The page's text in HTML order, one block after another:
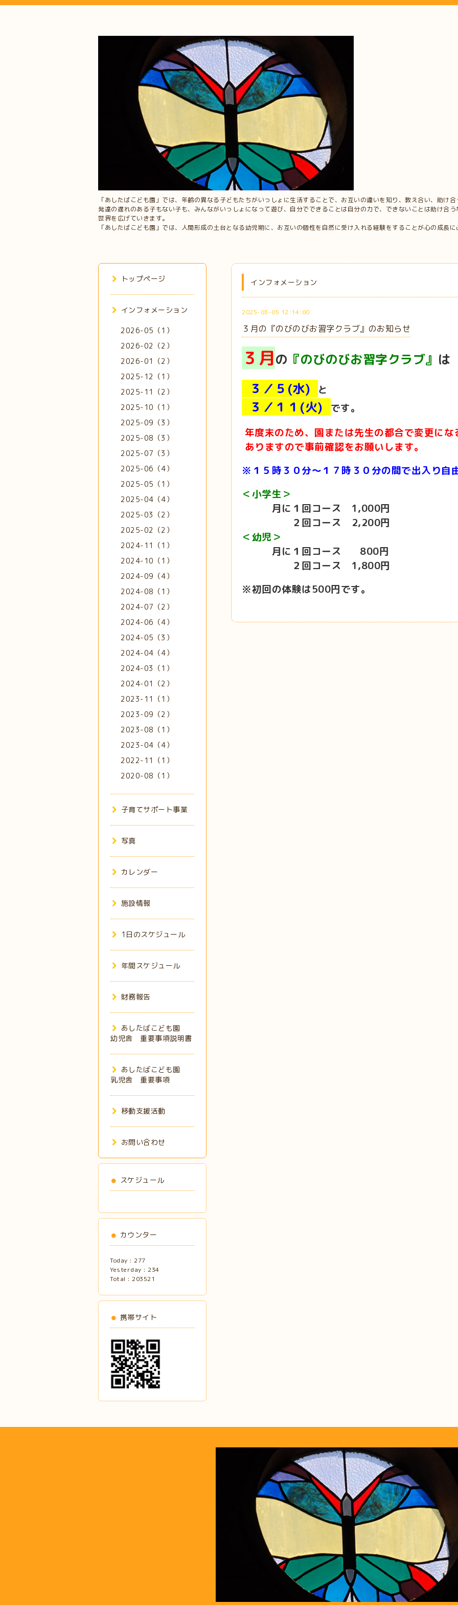
「あしたばこども園」では、年齢の異なる子どもたちがいっしょに生活することで、お互いの違いを知り、教え合い、助け
発達の遅れのある子もない子も、みんながいっしょになって遊び、自分でできることは自分の力で、できないことは助け合
世界を広げていきます。
「あしたばこども園」では、人間形成の土台となる幼児期に、お互いの個性を自然に受け入れる経験をすることが心の成長
インフォメーション
2025-03-05 12:14:00
３月の『のびのびお習字クラブ』のお知らせ
３月の 『のびのびお習字クラブ』 は
３／５(水)
と
３／１１(火)
です。
年度末のため、園または先生の都合で変更にな
ありますので事前確認をお願いします。
※１５時３０分～１７時３０分の間で出入り自
＜小学生＞
月に１回コース 1,000円
２回コース 2,200円
＜幼児＞
月に１回コース 800円
２回コース 1,800円
※初回の体験は500円です。
トップページ
インフォメーション
2026-05（1）
2026-02（2）
2026-01（2）
2025-12（1）
2025-11（2）
2025-10（1）
2025-09（3）
2025-08（3）
2025-07（3）
2025-06（4）
2025-05（1）
2025-04（4）
2025-03（2）
2025-02（2）
2024-11（1）
2024-10（1）
2024-09（4）
2024-08（1）
2024-07（2）
2024-06（4）
2024-05（3）
2024-04（4）
2024-03（1）
2024-01（2）
2023-11（1）
2023-09（2）
2023-08（1）
2023-04（4）
2022-11（1）
2020-08（1）
子育てサポート事業
写真
カレンダー
施設情報
1日のスケジュール
年間スケジュール
財務報告
あしたばこども園
幼児舎 重要事項説明書
あしたばこども園
乳児舎 重要事項
移動支援活動
お問い合わせ
スケジュール
カウンター
Today : 277
Yesterday : 234
Total : 203521
携帯サイト